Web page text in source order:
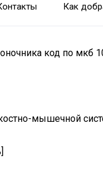
Как
код по мкб
мышечной